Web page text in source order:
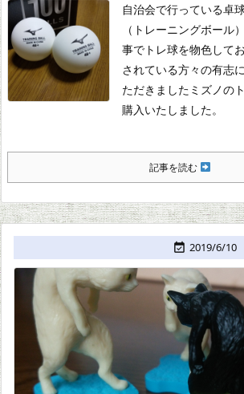
自治会で行っている卓
（トレーニングボール
事でトレ球を物色して
されている方々の有志
ただきましたミズノの
購入いたしました。
記事を読む
 2019/6/10